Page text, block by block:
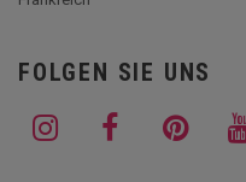
FOLGEN SIE UNS